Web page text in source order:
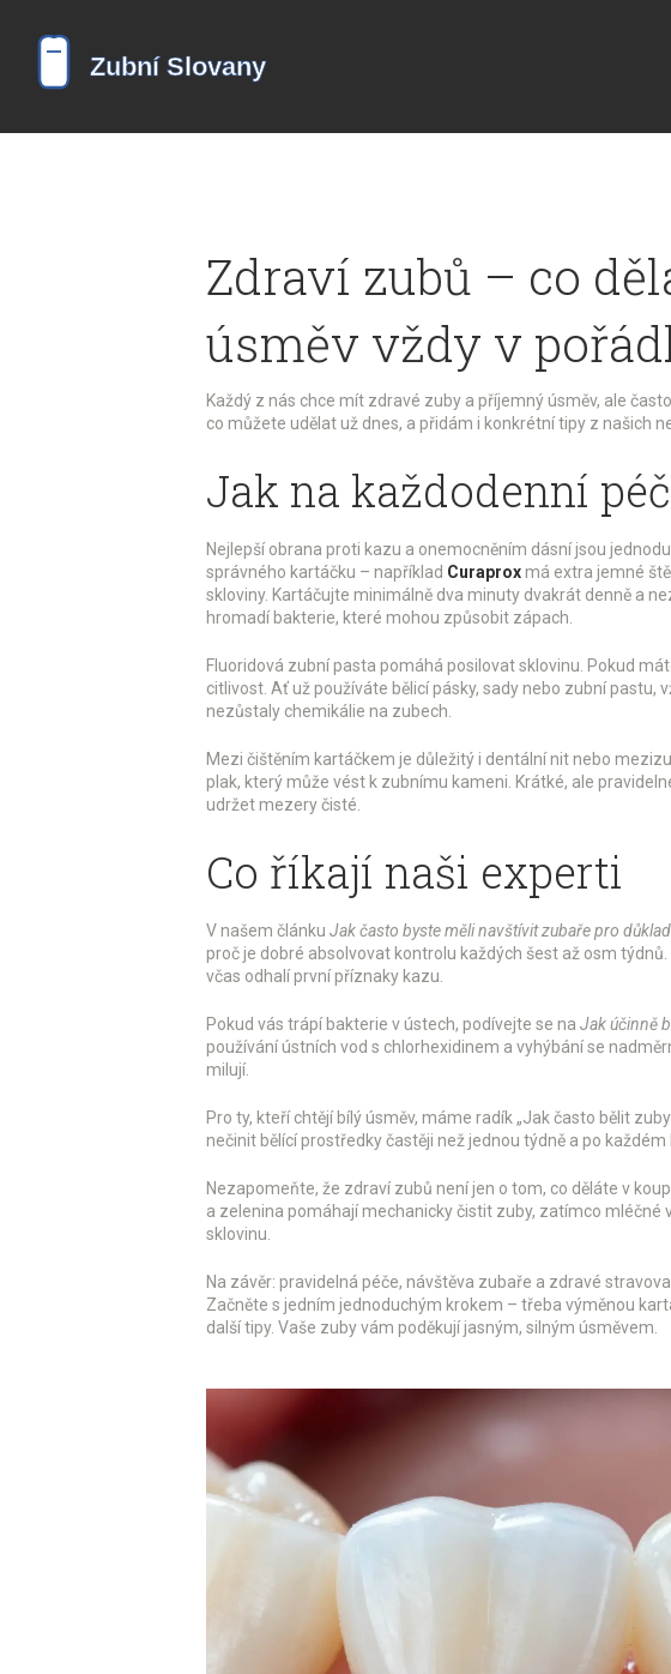
Zdraví zubů – co
úsměv vždy v
Každý z nás chce mít zdravé zuby a příjemný úsměv, ale
co můžete udělat už dnes, a přidám i konkrétní tipy z našich
Jak na každodenní
Nejlepší obrana proti kazu a onemocněním dásní jsou
správného kartáčku – například Curaproxmá extra jemné
skloviny. Kartáčujte minimálně dva minuty dvakrát denně a
hromadí bakterie, které mohou způsobit zápach.
Fluoridová zubní pasta pomáhá posilovat sklovinu. Pokud
citlivost. Ať už používáte bělicí pásky, sady nebo zubní pastu,
nezůstaly chemikálie na zubech.
Mezi čištěním kartáčkem je důležitý i dentální nit nebo
plak, který může vést k zubnímu kameni. Krátké, ale
udržet mezery čisté.
Co říkají naši experti
V našem článku Jak často byste měli navštívit zubaře pro
proč je dobré absolvovat kontrolu každých šest až osm
včas odhalí první příznaky kazu.
Pokud vás trápí bakterie v ústech, podívejte se na Jak účinně
používání ústních vod s chlorhexidinem a vyhýbání se
milují.
Pro ty, kteří chtějí bílý úsměv, máme radík „Jak často bělit
nečinit bělící prostředky častěji než jednou týdně a po
Nezapomeňte, že zdraví zubů není jen o tom, co děláte v
a zelenina pomáhají mechanicky čistit zuby, zatímco mléčné
sklovinu.
Na závěr: pravidelná péče, návštěva zubaře a zdravé
Začněte s jedním jednoduchým krokem – třeba výměnou
další tipy. Vaše zuby vám poděkují jasným, silným úsměvem.